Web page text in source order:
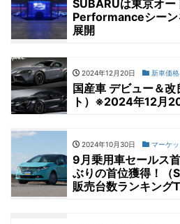
SUBARUは東京オ
Performanceシーン
展開
2024年12月20日 新車価
国産車 デビュー＆
ト）※2024年12月
2024年10月30日 マーケッ
9月乗用車セールス
ぶりの首位獲得！（
販売台数ランキング